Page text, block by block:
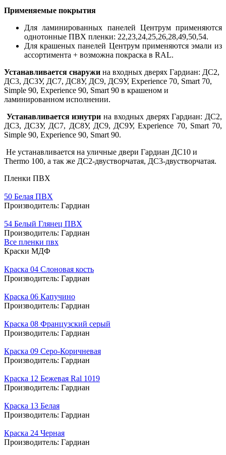
Применяемые покрытия
Для ламинированных панелей Центрум применяются
однотонные ПВХ пленки: 22,23,24,25,26,28,49,50,54.
Для крашеных панелей Центрум применяются эмали из
ассортимента + возможна покраска в RAL.
Устанавливается снаружи на входных дверях Гардиан: ДС2,
ДС3, ДС3У, ДС7, ДС8У, ДС9, ДС9У, Experience 70, Smart 70,
Simple 90, Experience 90, Smart 90 в крашеном и
ламинированном исполнении.
Устанавливается изнутри на входных дверях Гардиан: ДС2,
ДС3, ДС3У, ДС7, ДС8У, ДС9, ДС9У, Experience 70, Smart 70,
Simple 90, Experience 90, Smart 90.
Не устанавливается на уличные двери Гардиан ДС10 и
Тhermo 100, а так же ДС2-двустворчатая, ДС3-двустворчатая.
Пленки ПВХ
50 Белая ПВХ
Производитель: Гардиан
54 Белый Глянец ПВХ
Производитель: Гардиан
Все пленки пвх
Краски МДФ
Краска 04 Слоновая кость
Производитель: Гардиан
Краска 06 Капучино
Производитель: Гардиан
Краска 08 Французский серый
Производитель: Гардиан
Краска 09 Серо-Коричневая
Производитель: Гардиан
Краска 12 Бежевая Ral 1019
Производитель: Гардиан
Краска 13 Белая
Производитель: Гардиан
Краска 24 Черная
Производитель: Гардиан